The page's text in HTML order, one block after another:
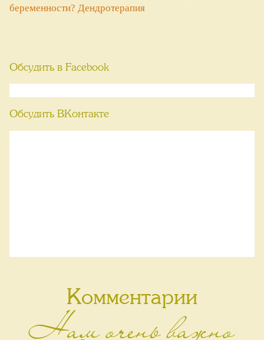
беременности? Дендротерапия
Обсудить в Facebook
Обсудить ВКонтакте
Комментарии
Нам очень важно